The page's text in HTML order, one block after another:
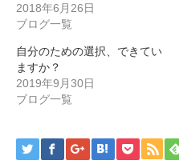
2018年6月26日
ブログ一覧
自分のための選択、できてい
ますか？
2019年9月30日
ブログ一覧